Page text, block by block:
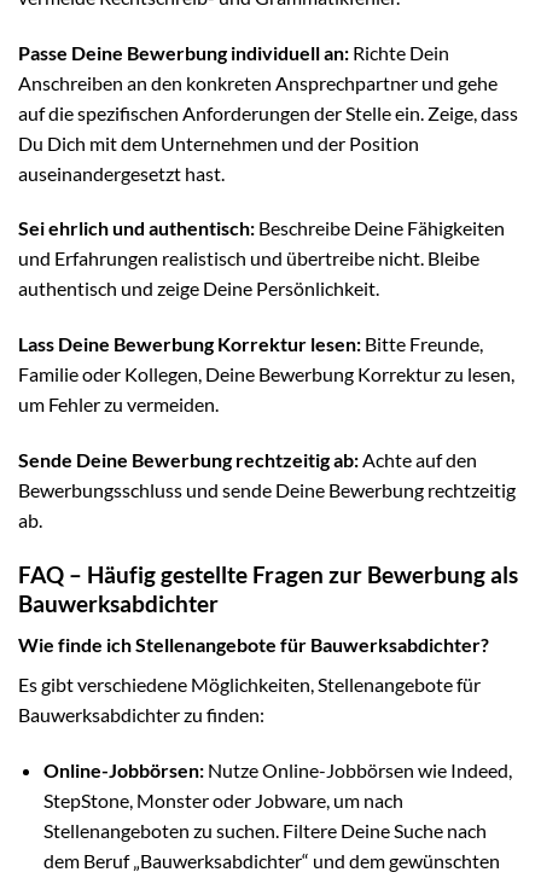
Passe Deine Bewerbung individuell an: Richte Dein
Anschreiben an den konkreten Ansprechpartner und gehe
auf die spezifischen Anforderungen der Stelle ein. Zeige, dass
Du Dich mit dem Unternehmen und der Position
auseinandergesetzt hast.
Sei ehrlich und authentisch: Beschreibe Deine Fähigkeiten
und Erfahrungen realistisch und übertreibe nicht. Bleibe
authentisch und zeige Deine Persönlichkeit.
Lass Deine Bewerbung Korrektur lesen: Bitte Freunde,
Familie oder Kollegen, Deine Bewerbung Korrektur zu lesen,
um Fehler zu vermeiden.
Sende Deine Bewerbung rechtzeitig ab:Achte auf den
Bewerbungsschluss und sende Deine Bewerbung rechtzeitig
ab.
FAQ – Häufig gestellte Fragen zur Bewerbung als
Bauwerksabdichter
Wie finde ich Stellenangebote für Bauwerksabdichter?
Es gibt verschiedene Möglichkeiten, Stellenangebote für
Bauwerksabdichter zu finden:
Online-Jobbörsen:Nutze Online-Jobbörsen wie Indeed,
StepStone, Monster oder Jobware, um nach
Stellenangeboten zu suchen. Filtere Deine Suche nach
dem Beruf „Bauwerksabdichter“ und dem gewünschten